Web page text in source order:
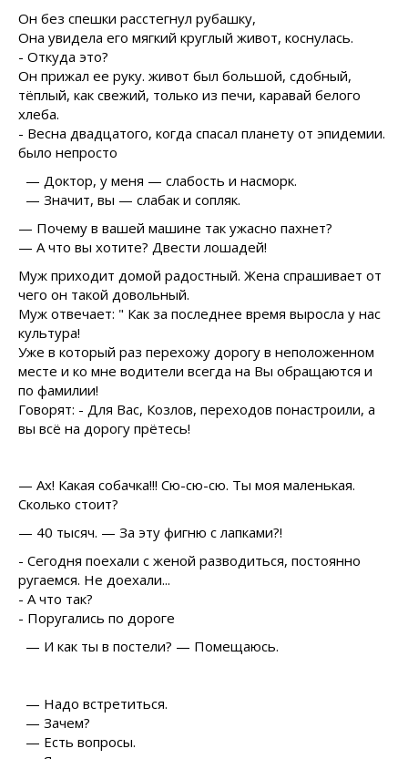
Он без спешки расстегнул рубашку,
Она увидела его мягкий круглый живот, коснулась.
- Откуда это?
Он прижал ее руку. живот был большой, сдобный,
тёплый, как свежий, только из печи, каравай белого
хлеба.
- Весна двадцатого, когда спасал планету от эпидемии.
было непросто
— Доктор, у меня — слабость и насморк.
— Значит, вы — слабак и сопляк.
— Почему в вашей машине так ужасно пахнет?
— А что вы хотите? Двести лошадей!
Муж приходит домой радостный. Жена спрашивает от
чего он такой довольный.
Муж отвечает: " Как за последнее время выросла у нас
культура!
Уже в который раз перехожу дорогу в неположенном
месте и ко мне водители всегда на Вы обращаются и
по фамилии!
Говорят: - Для Вас, Козлов, переходов понастроили, а
вы всё на дорогу прётесь!
— Ах! Какая собачка!!! Сю-сю-сю. Ты моя маленькая.
Сколько стоит?
— 40 тысяч. — За эту фигню с лапками?!
- Сегодня поехали с женой разводиться, постоянно
ругаемся. Не доехали...
- А что так?
- Поругались по дороге
— И как ты в постели? — Помещаюсь.
— Надо встретиться.
— Зачем?
— Есть вопросы.